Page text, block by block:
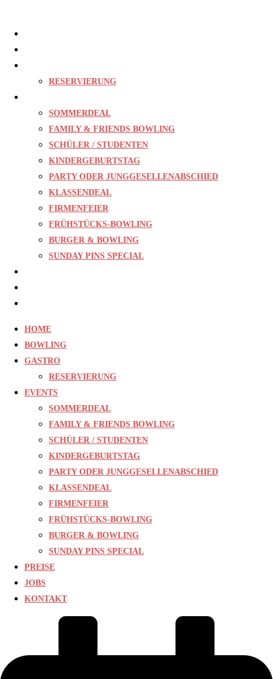
RESERVIERUNG
SOMMERDEAL
FAMILY & FRIENDS BOWLING
SCHÜLER / STUDENTEN
KINDERGEBURTSTAG
PARTY ODER JUNGGESELLENABSCHIED
KLASSENDEAL
FIRMENFEIER
FRÜHSTÜCKS-BOWLING
BURGER & BOWLING
SUNDAY PINS SPECIAL
HOME
BOWLING
GASTRO
RESERVIERUNG
EVENTS
SOMMERDEAL
FAMILY & FRIENDS BOWLING
SCHÜLER / STUDENTEN
KINDERGEBURTSTAG
PARTY ODER JUNGGESELLENABSCHIED
KLASSENDEAL
FIRMENFEIER
FRÜHSTÜCKS-BOWLING
BURGER & BOWLING
SUNDAY PINS SPECIAL
PREISE
JOBS
KONTAKT